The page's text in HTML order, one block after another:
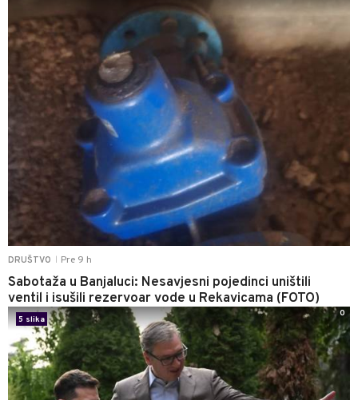
DRUŠTVO Pre 9 h
Sabotaža u Banjaluci: Nesavjesni pojedinci uništili
ventil i isušili rezervoar vode u Rekavicama (FOTO)
5 slika
0